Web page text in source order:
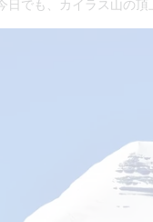
でも、カイラス山の